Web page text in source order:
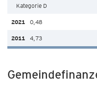
Kategorie D
0,48
4,73